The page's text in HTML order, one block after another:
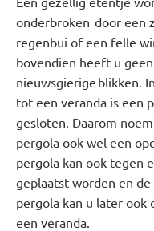
onderbroken door een
regenbui of een felle
bovendien heeft u
nieuwsgierige blikken.
tot een veranda is een
gesloten. Daarom
pergola ook wel een
pergola kan ook tegen
geplaatst worden en de
pergola kan u later ook
een veranda.